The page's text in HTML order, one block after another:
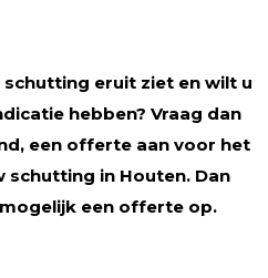
schutting eruit ziet en wilt u
hebben? Vraag dan
een offerte aan voor het
schutting in Houten. Dan
een offerte op.